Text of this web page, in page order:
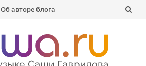
Об авторе блога